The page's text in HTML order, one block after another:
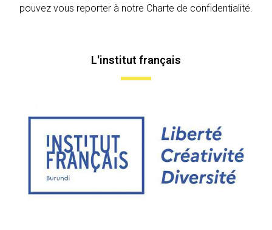
pouvez vous reporter à notre Charte de confidentialité.
L'institut français